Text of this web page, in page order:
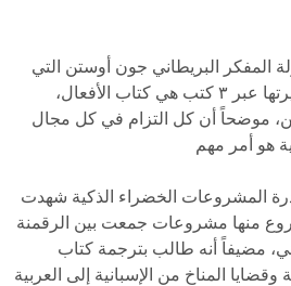
المفكر البريطاني جون أوستن التي
قال فيها إن الأمم تكتب سيرتها عبر ٣ كتب هي كتاب الأفعال،
موضحاً أن كل التزام في كل مجال
المشروعات الخضراء الذكية شهدت
أكثر من ٦٢٠٠ مشروع منها مشروعات جمعت بين الرقمنة
مضيفاً أنه طالب بترجمة كتاب
المناخ من الإسبانية إلى العربية